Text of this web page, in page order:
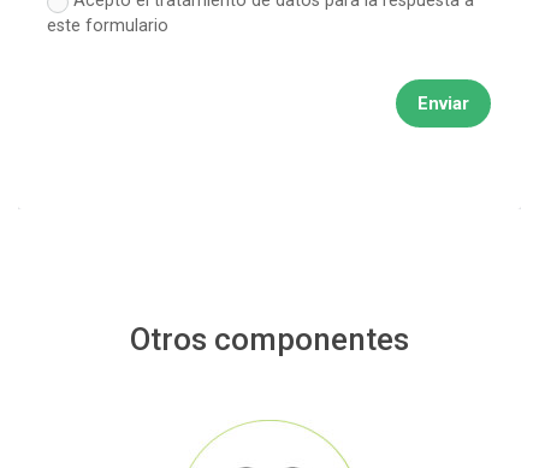
este formulario
Enviar
Otros componentes